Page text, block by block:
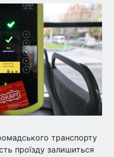
транспорту
проїзду залишиться